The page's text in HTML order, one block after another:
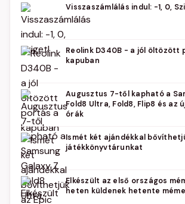
Visszaszámlálás indul: -1, 0,
Reolink D340B - a jól öltözött
kapuban
Augusztus 7-től kapható a
Fold8 Ultra, Fold8, Flip8 és az
órák
Ismét két ajándékkal
játékkönyvtárunkat
Elkészült az első országos
heten küldenek hetente